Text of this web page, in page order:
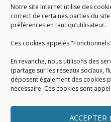
Notre site Internet utilise des
correct de certaines parties du
préférences en tant qu’utilisateur.
Ces cookies appelés
En revanche, nous utilisons des
(partage sur les réseaux sociaux,
déposent également des cookies
nécessaire. Ces cookies sont
ACCEPTER
MENTIONS LÉGALES